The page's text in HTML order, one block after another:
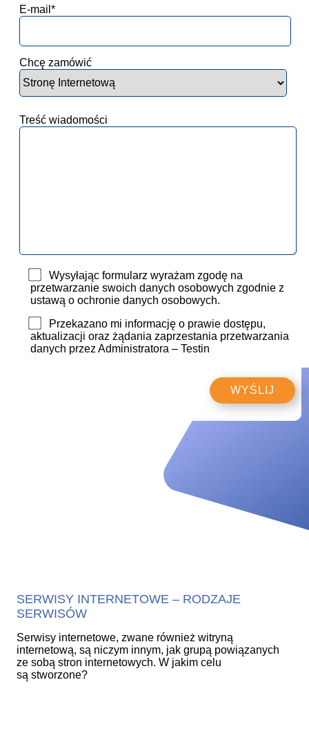
E-mail*
Chcę zamówić
Treść wiadomości
Wysyłając formularz wyrażam zgodę na
przetwarzanie swoich danych osobowych zgodnie z
ustawą o ochronie danych osobowych.
Przekazano mi informację o prawie dostępu,
aktualizacji oraz żądania zaprzestania przetwarzania
danych przez Administratora – Testin
SERWISY INTERNETOWE – RODZAJE
SERWISÓW
Serwisy internetowe, zwane również witryną
internetową, są niczym innym, jak grupą powiązanych
ze sobą stron internetowych. W jakim celu
są stworzone?